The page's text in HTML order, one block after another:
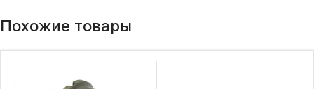
Похожие товары